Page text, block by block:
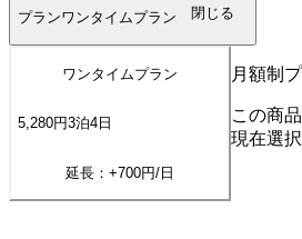
プランワンタイムプラン 閉じる
ワンタイムプラン
5,280円3泊4 日
延長：+700円/日
月額制
この商
現在選